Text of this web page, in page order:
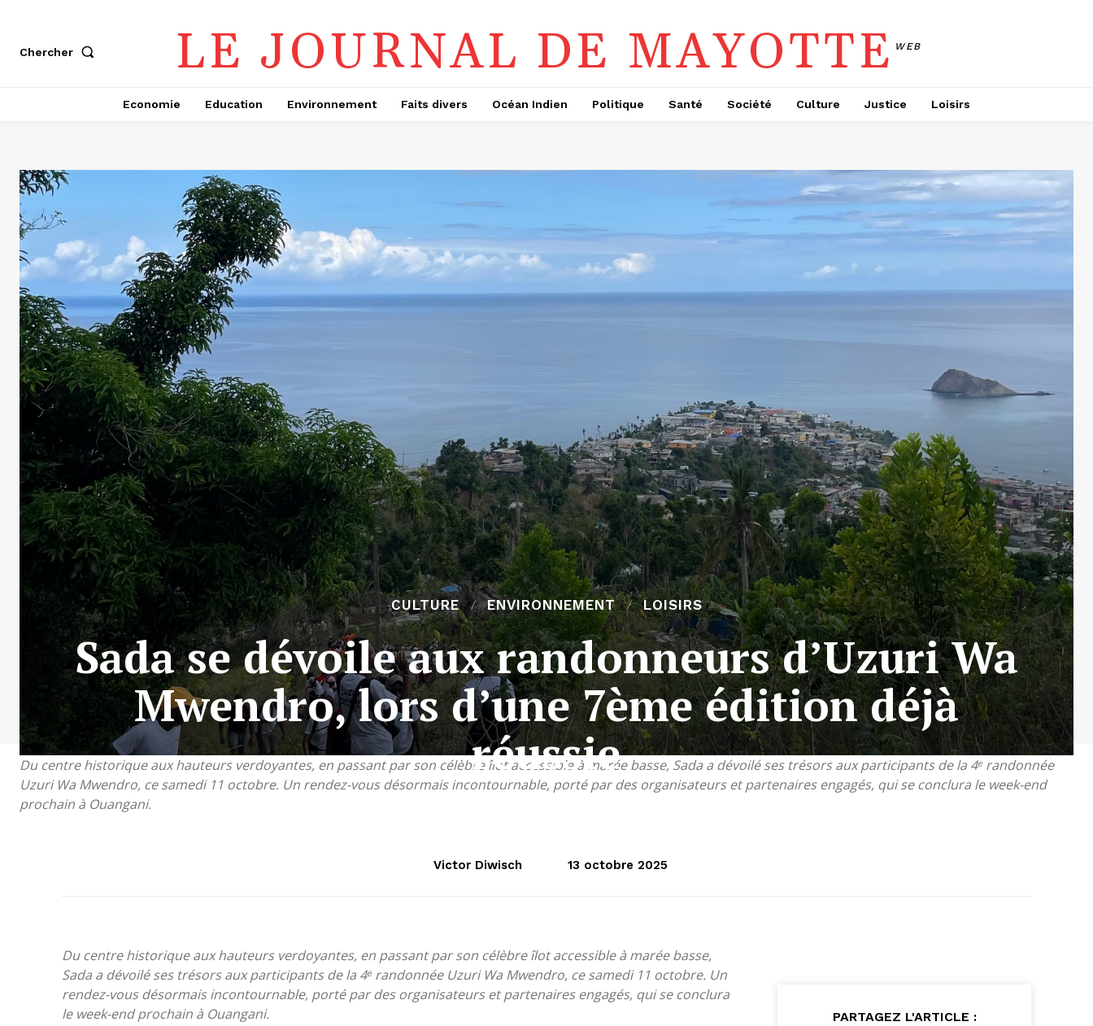
Chercher LE JOURNAL DE MAYOTTE WEB
Economie Education Environnement Faits divers Océan Indien Politique Santé Société Culture Justice Loisirs
Du centre historique aux hauteurs verdoyantes, en passant par son célèbre îlot accessible à marée basse, Sada a dévoilé ses trésors aux participants de la 4ᵉ randonnée
Uzuri Wa Mwendro, ce samedi 11 octobre. Un rendez-vous désormais incontournable, porté par des organisateurs et partenaires engagés, qui se conclura le week-end
prochain à Ouangani.
CULTURE ENVIRONNEMENT LOISIRS
Sada se dévoile aux randonneurs d’Uzuri Wa
Mwendro, lors d’une 7ème édition déjà
réussie
Victor Diwisch 13 octobre 2025
Du centre historique aux hauteurs verdoyantes, en passant par son célèbre îlot accessible à marée basse,
Sada a dévoilé ses trésors aux participants de la 4ᵉ randonnée Uzuri Wa Mwendro, ce samedi 11 octobre. Un
rendez-vous désormais incontournable, porté par des organisateurs et partenaires engagés, qui se conclura
le week-end prochain à Ouangani.
PARTAGEZ L'ARTICLE :